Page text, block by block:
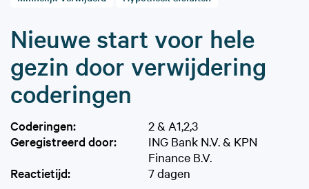
Nieuwe start voor hele
gezin door verwijdering
coderingen
Coderingen:
2 & A1,2,3
Geregistreerd door:
ING Bank N.V. & KPN
Finance B.V.
Reactietijd:
7 dagen